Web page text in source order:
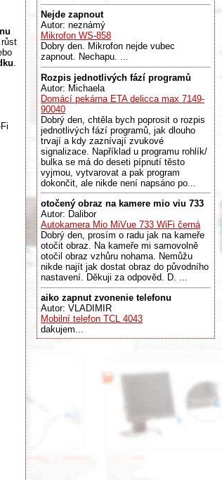
Nejde zapnout
Autor: neznámý
Mikrofon WS-858
Dobry den. Mikrofon nejde vubec
zapnout. Nechapu. ...
Rozpis jednotlivých fází programů
Autor: Michaela
Domácí pekárna ETA delicca max 7149-
90040
Dobrý den, chtěla bych poprosit o rozpis
jednotlivých fází programů, jak dlouho
trvají a kdy zaznívají zvukové
signalizace. Například u programu rohlík/
bulka se má do deseti pípnutí těsto
vyjmou, vytvarovat a pak program
dokončit, ale nikde není napsáno po...
otočený obraz na kamere mio viu 733
Autor: Dalibor
Autokamera Mio MiVue 733 WiFi černá
Dobrý den, prosím o radu jak na kameře
otočit obraz. Na kameře mi samovolně
otočil obraz vzhůru nohama. Nemůžu
nikde najít jak dostat obraz do původního
nastavení. Děkuji za odpověd. D. ...
aiko zapnut zvonenie telefonu
Autor: VLADIMIR
Mobilní telefon TCL 4043
dakujem...